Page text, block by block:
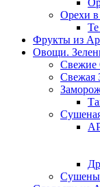
Орехи
Фрукты из
Овощи.
Свежая